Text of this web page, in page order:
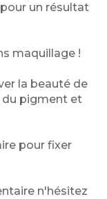
un résultat
maquillage !
la beauté de
du pigment et
pour fixer
n'hésitez